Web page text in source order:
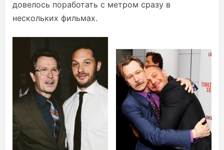
довелось поработать с метром сразу в
нескольких фильмах.